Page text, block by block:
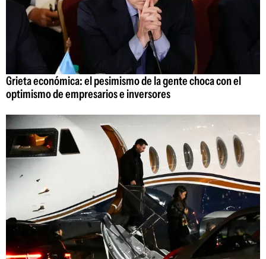
Grieta económica: el pesimismo de la gente choca con el
optimismo de empresarios e inversores